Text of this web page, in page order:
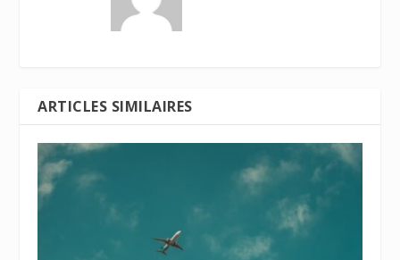
ARTICLES SIMILAIRES